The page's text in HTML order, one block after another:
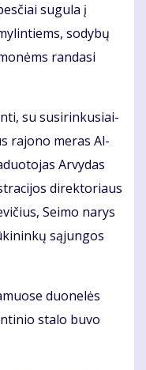
su­gu­la į
so­dy­bų
ran­da­si
su su­si­rin­ku­siai­
ra­jo­no me­ras Al­
Ar­vy­das
di­rek­to­riaus
Sei­mo na­rys
są­jun­gos
duo­ne­lės
sta­lo bu­vo